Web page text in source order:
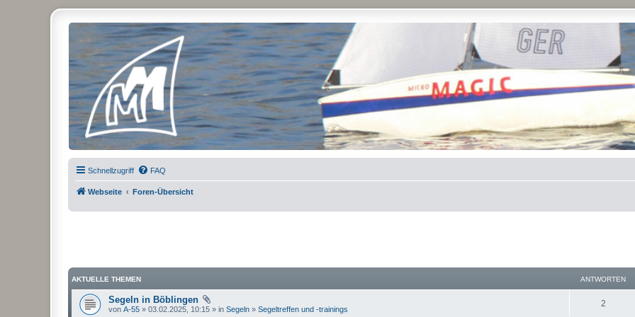
Micro Magic Forum Deutschland
Schnellzugriff FAQ
Webseite Foren-Übersicht
AKTUELLE THEMEN ANTWORTEN
Segeln in Böblingen
von A-55 » 03.02.2025, 10:15 » in Segeln » Segeltreffen und -trainings
2